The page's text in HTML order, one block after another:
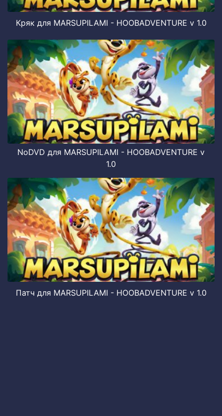
Кряк для MARSUPILAMI - HOOBADVENTURE v 1.0
NoDVD для MARSUPILAMI - HOOBADVENTURE v
1.0
Патч для MARSUPILAMI - HOOBADVENTURE v 1.0